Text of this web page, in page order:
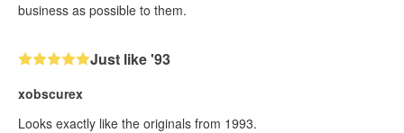
business as possible to them.
Just like '93
xobscurex
Looks exactly like the originals from 1993.